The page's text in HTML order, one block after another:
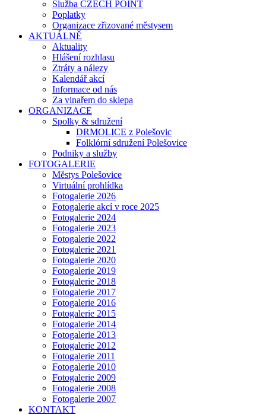
Služba CZECH POINT
Poplatky
Organizace zřizované městysem
AKTUÁLNĚ
Aktuality
Hlášení rozhlasu
Ztráty a nálezy
Kalendář akcí
Informace od nás
Za vinařem do sklepa
ORGANIZACE
Spolky & sdružení
DRMOLICE z Polešovic
Folklórní sdružení Polešovice
Podniky a služby
FOTOGALERIE
Městys Polešovice
Virtuální prohlídka
Fotogalerie 2026
Fotogalerie akcí v roce 2025
Fotogalerie 2024
Fotogalerie 2023
Fotogalerie 2022
Fotogalerie 2021
Fotogalerie 2020
Fotogalerie 2019
Fotogalerie 2018
Fotogalerie 2017
Fotogalerie 2016
Fotogalerie 2015
Fotogalerie 2014
Fotogalerie 2013
Fotogalerie 2012
Fotogalerie 2011
Fotogalerie 2010
Fotogalerie 2009
Fotogalerie 2008
Fotogalerie 2007
KONTAKT